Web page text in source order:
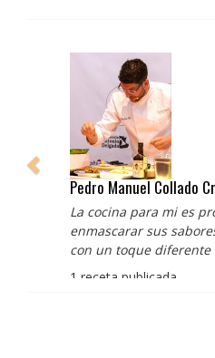
Pedro Manuel Collado Cruz
La cocina para mi es
enmascarar sus sabores,
con un toque diferente
1 receta publicada